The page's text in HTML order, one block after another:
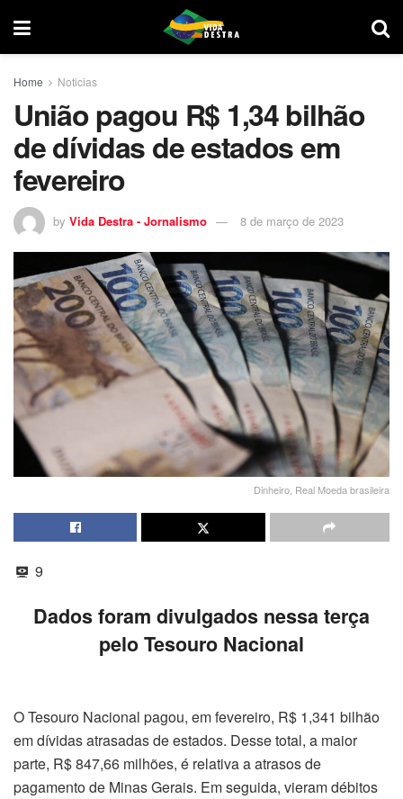
Home Noticias
União pagou R$ 1,34 bilhão
de dívidas de estados em
fevereiro
by Vida Destra - Jornalismo 8 de março de 2023
Dinheiro, Real Moeda brasileira
9
Dados foram divulgados nessa terça
pelo Tesouro Nacional
O Tesouro Nacional pagou, em fevereiro, R$ 1,341 bilhão
em dívidas atrasadas de estados. Desse total, a maior
parte, R$ 847,66 milhões, é relativa a atrasos de
pagamento de Minas Gerais. Em seguida, vieram débitos